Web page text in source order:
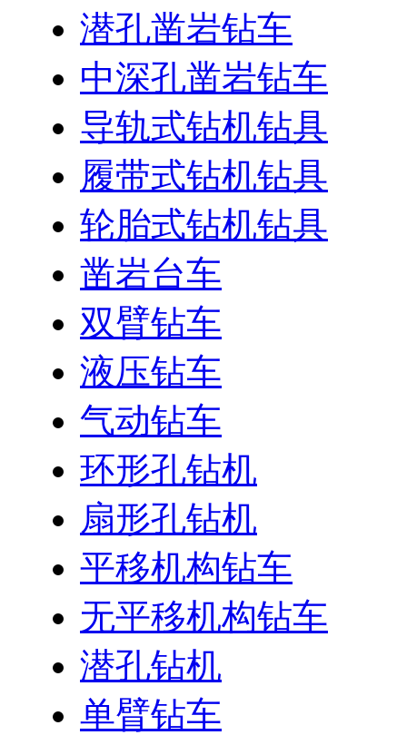
潜孔凿岩钻车
中深孔凿岩钻车
导轨式钻机钻具
履带式钻机钻具
轮胎式钻机钻具
凿岩台车
双臂钻车
液压钻车
气动钻车
环形孔钻机
扇形孔钻机
平移机构钻车
无平移机构钻车
潜孔钻机
单臂钻车